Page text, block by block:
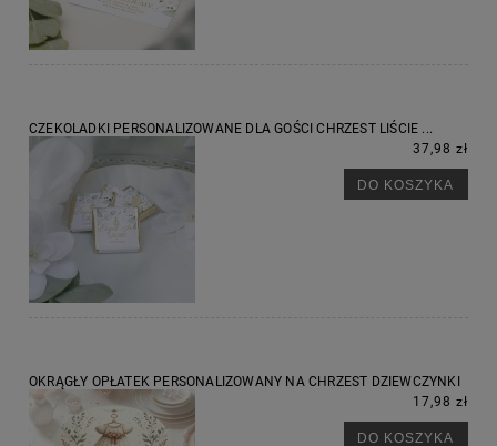
CZEKOLADKI PERSONALIZOWANE DLA GOŚCI CHRZEST LIŚCIE ...
37,98 zł
DO KOSZYKA
OKRĄGŁY OPŁATEK PERSONALIZOWANY NA CHRZEST DZIEWCZYNKI
17,98 zł
DO KOSZYKA